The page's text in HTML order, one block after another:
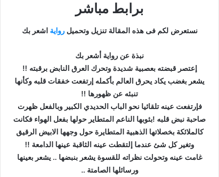
برابط مباشر
نستعرض لكم فى هذه المقالة تنزيل وتحميلرواية اشعر بك
نبذة عن رواية أشعر بك
إعتصر قبضته بعصبية شديدة وتحرك العرق النابض برقبته !!
يشعر بغضب يكاد يحرق العالم بأكمله إرتفعت خفقات قلبه وكأنها
تنبئه عن ظهورها !!
فإرتفعت عينه تلقائيا نحو الباب الحديدي الكبير وبالفعل ظهرت
صاحبة نبض قلبه !بثوبها الناعم المتطاير حولها بفعل الهواء فكانت
كالملائكة بخصلاتها الذهبية المتطايرة حول وجهها الابيض الرقيق
وتغير كل شئ عندما إلتقطت عينه الثاقبة عينها الدامعة !!
غامت عينه وتحولت نظراته للقسوة يشعر بنبضها .. يشعر بعينها
ورسائلها الصامتة ..